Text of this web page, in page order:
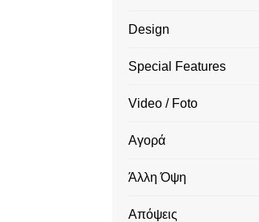
Design
Special Features
Video / Foto
Αγορά
Άλλη Όψη
Απόψεις